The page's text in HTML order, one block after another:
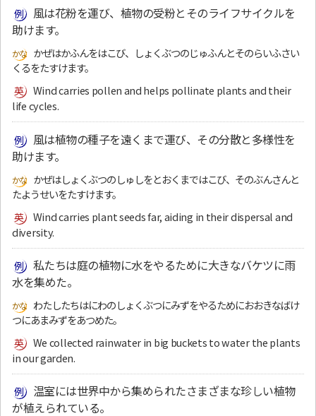
風は花粉を運び、植物の受粉とそのライフサイクルを
助けます。
かぜはかふんをはこび、しょくぶつのじゅふんとそのらいふさい
くるをたすけます。
Wind carries pollen and helps pollinate plants and their
life cycles.
風は植物の種子を遠くまで運び、その分散と多様性を
助けます。
かぜはしょくぶつのしゅしをとおくまではこび、そのぶんさんと
たようせいをたすけます。
Wind carries plant seeds far, aiding in their dispersal and
diversity.
私たちは庭の植物に水をやるために大きなバケツに雨
水を集めた。
わたしたちはにわのしょくぶつにみずをやるためにおおきなばけ
つにあまみずをあつめた。
We collected rainwater in big buckets to water the plants
in our garden.
温室には世界中から集められたさまざまな珍しい植物
が植えられている。